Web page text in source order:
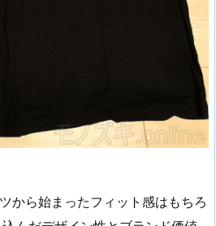
から始まったフィット感はもちろ